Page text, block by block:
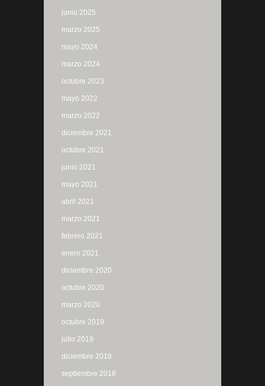
junio 2025
marzo 2025
mayo 2024
marzo 2024
octubre 2023
mayo 2022
marzo 2022
diciembre 2021
octubre 2021
junio 2021
mayo 2021
abril 2021
marzo 2021
febrero 2021
enero 2021
diciembre 2020
octubre 2020
marzo 2020
octubre 2019
julio 2019
diciembre 2018
septiembre 2018